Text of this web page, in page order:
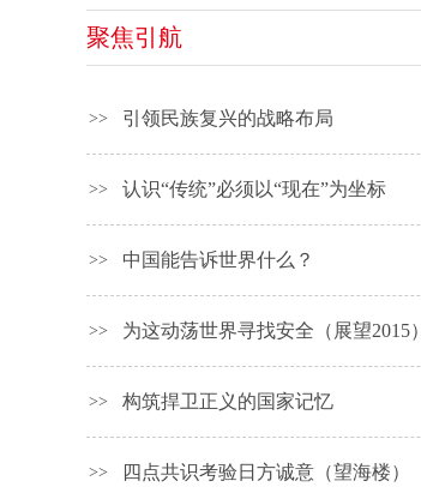
聚焦引航
>> 引领民族复兴的战略布局
>> 认识“传统”必须以“现在”为坐标
>> 中国能告诉世界什么？
>> 为这动荡世界寻找安全（展望2015）
>> 构筑捍卫正义的国家记忆
>> 四点共识考验日方诚意（望海楼）